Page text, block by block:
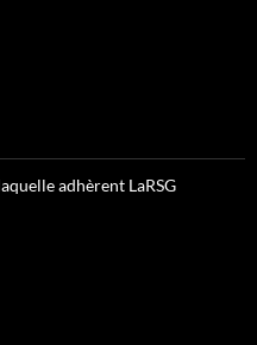
adhèrent LaRSG